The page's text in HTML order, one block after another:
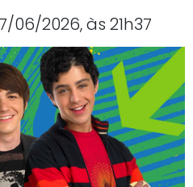
06/2026, às 21h37